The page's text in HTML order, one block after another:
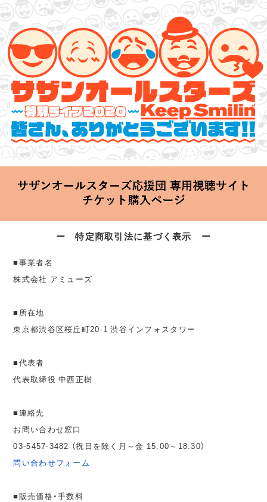
サザンオールスターズ 特別ライブ 2020
2020.06.25 Thu 20:00 Start at 横浜アリーナ
ー 特定商取引法に基づく表示 ー
■事業者名
株式会社 アミューズ
■所在地
東京都渋谷区桜丘町20-1 渋谷インフォスタワー
■代表者
代表取締役 中西正樹
■連絡先
お問い合わせ窓口
03-5457-3482 （祝日を除く月～金 15:00～18:30）
問い合わせフォーム
■販売価格・手数料